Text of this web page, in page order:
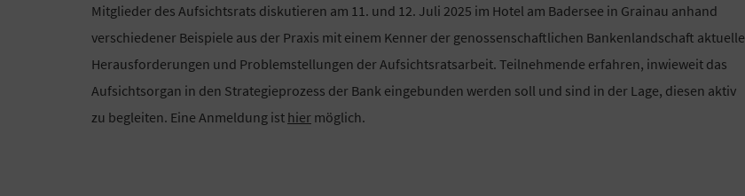
Mitglieder des Aufsichtsrats diskutieren am 11. und 12. Juli 2025 im Hotel am Badersee in Grainau anhand
verschiedener Beispiele aus der Praxis mit einem Kenner der genossenschaftlichen Bankenlandschaft aktuelle
Herausforderungen und Problemstellungen der Aufsichtsratsarbeit. Teilnehmende erfahren, inwieweit das
Aufsichtsorgan in den Strategieprozess der Bank eingebunden werden soll und sind in der Lage, diesen aktiv
zu begleiten. Eine Anmeldung ist hier möglich.